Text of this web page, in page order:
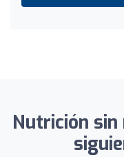
Nutrición